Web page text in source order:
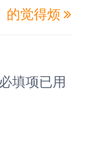
的觉得烦
必填项已用